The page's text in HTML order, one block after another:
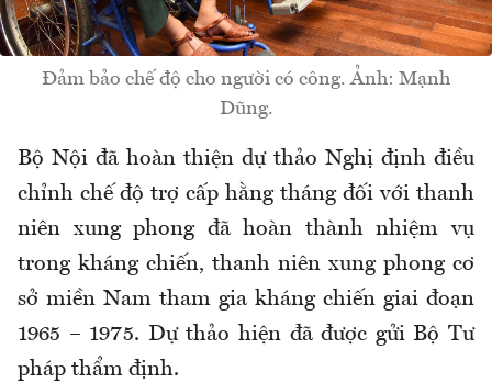
Đảm bảo chế độ cho người có công. Ảnh: Mạnh
Dũng.
Bộ Nội đã hoàn thiện dự thảo Nghị định điều
chỉnh chế độ trợ cấp hằng tháng đối với thanh
niên xung phong đã hoàn thành nhiệm vụ
trong kháng chiến, thanh niên xung phong cơ
sở miền Nam tham gia kháng chiến giai đoạn
1965 – 1975. Dự thảo hiện đã được gửi Bộ Tư
pháp thẩm định.